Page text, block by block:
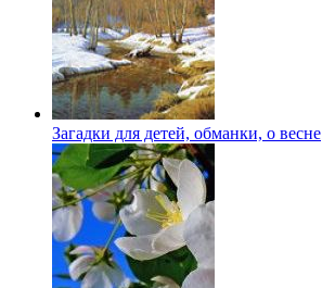
Загадки для детей, обманки, о весне